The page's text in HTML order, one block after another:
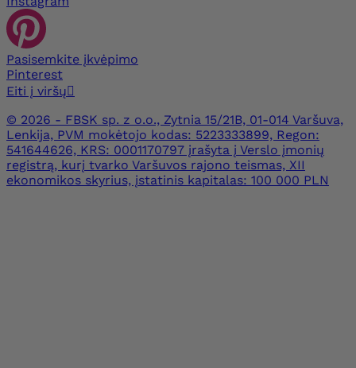
Pasisemkite įkvėpimo
Pinterest
Eiti į viršų
© 2026 - FBSK sp. z o.o., Zytnia 15/21B, 01-014 Varšuva,
Lenkija, PVM mokėtojo kodas: 5223333899, Regon:
541644626, KRS: 0001170797 įrašyta į Verslo įmonių
registrą, kurį tvarko Varšuvos rajono teismas, XII
ekonomikos skyrius, įstatinis kapitalas: 100 000 PLN